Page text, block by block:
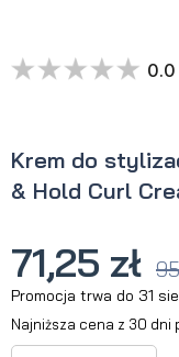
Krem do
& Hold Curl
0.0
71,25 zł
Promocja trwa do 31
Najniższa cena z 30 dni
Jeżeli